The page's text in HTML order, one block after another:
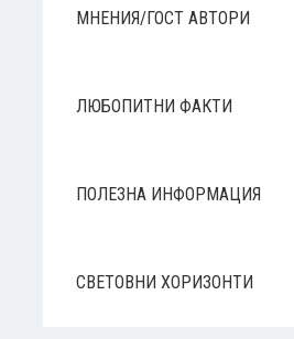
МНЕНИЯ/ГОСТ АВТОРИ
ЛЮБОПИТНИ ФАКТИ
ПОЛЕЗНА ИНФОРМАЦИЯ
СВЕТОВНИ ХОРИЗОНТИ